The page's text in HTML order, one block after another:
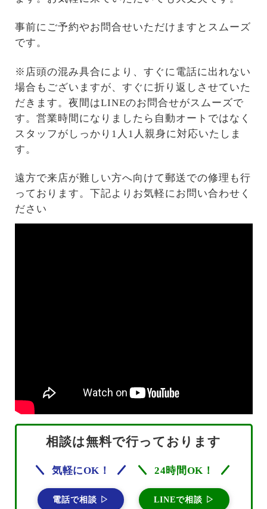
事前にご予約やお問合せいただけますとスムーズ
です。
※店頭の混み具合により、すぐに電話に出れない
場合もございますが、すぐに折り返しさせていた
だきます。夜間はLINEのお問合せがスムーズで
す。営業時間になりましたら自動オートではなく
スタッフがしっかり1人1人親身に対応いたしま
す。
遠方で来店が難しい方へ向けて郵送での修理も行
っております。下記よりお気軽にお問い合わせく
ださい
相談は無料で行っております
気軽にOK！
電話で相談 ▷
24時間OK！
LINEで相談 ▷